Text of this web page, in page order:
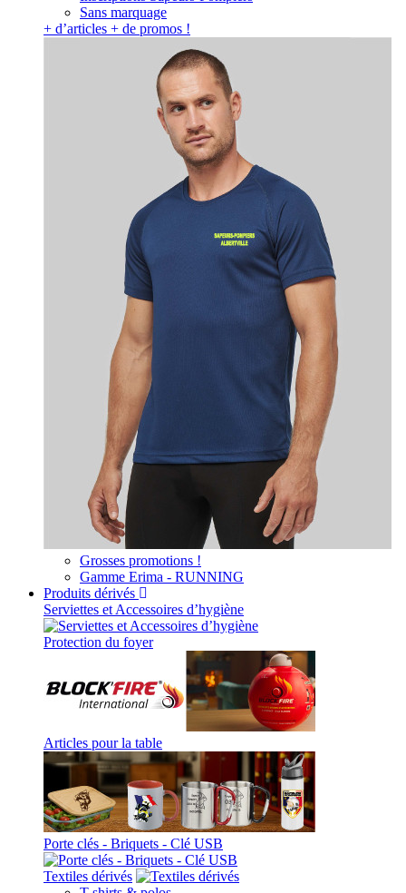
Sans marquage
+ d’articles + de promos !
Grosses promotions !
Gamme Erima - RUNNING
Produits dérivés
Serviettes et Accessoires d’hygiène
Protection du foyer
Articles pour la table
Porte clés - Briquets - Clé USB
Textiles dérivés